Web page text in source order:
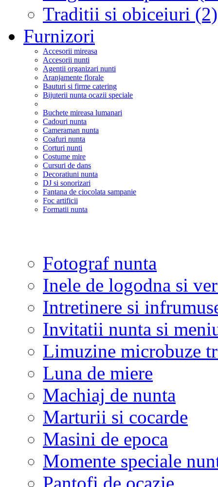
Traditii si obiceiuri (2)
Furnizori
Accesorii mireasa
Accesorii nunti
Agentii organizari nunti
Aranjamente florale
Bauturi si firme catering
Bijuterii nunta ocazii speciale
Buchete mireasa lumanari
Cadouri nunta
Cameraman nunta
Coafuri nunta
Corturi nunti
Costume mire
Cursuri de dans
Decoratiuni nunta
DJ si sonorizari
Fantana de ciocolata sampanie
Foc artificii
Formatii nunta
Fotograf nunta
Inele de logodna si
Intretinere si
Invitatii nunta si
Limuzine microbuze
Luna de miere
Machiaj de nunta
Marturii si cocarde
Masini de epoca
Momente speciale
Pantofi de ocazie